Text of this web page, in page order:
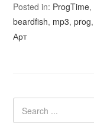
Posted in: ProgTime,
beardfish, mp3,prog,
Арт